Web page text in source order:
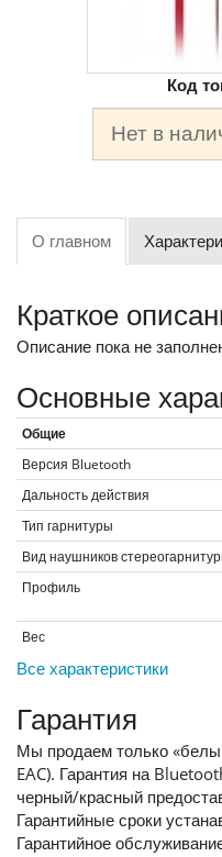
Код
Нет в
О главном
Краткое
Описание пока не
Основные
Общие
Версия Bluetooth
Дальность действия
Тип гарнитуры
Вид наушников
Профиль
Вес
Все характеристики
Гарантия
Мы продаем только
EAC). Гарантия на
черный/красный
Гарантийные сроки
Гарантийное